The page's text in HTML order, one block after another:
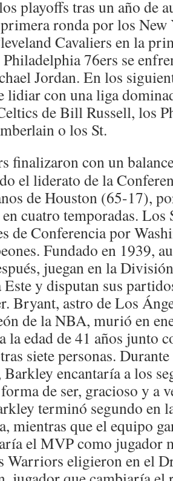
playoffs tras un año de
ronda por los
Cavaliers en la
76ers se
Jordan. En los
lidiar con una liga
de Bill Russell, los
o los St.
finalizaron con un
el liderato de la
de Houston (65-17),
cuatro temporadas. Los
de Conferencia por
Fundado en 1939,
juegan en la
y disputan sus
Bryant, astro de Los
de la NBA, murió en
la edad de 41 años junto
siete personas.
Barkley encantaría a los
de ser, gracioso y a
terminó segundo en
mientras que el equipo
el MVP como jugador
Warriors eligieron en el